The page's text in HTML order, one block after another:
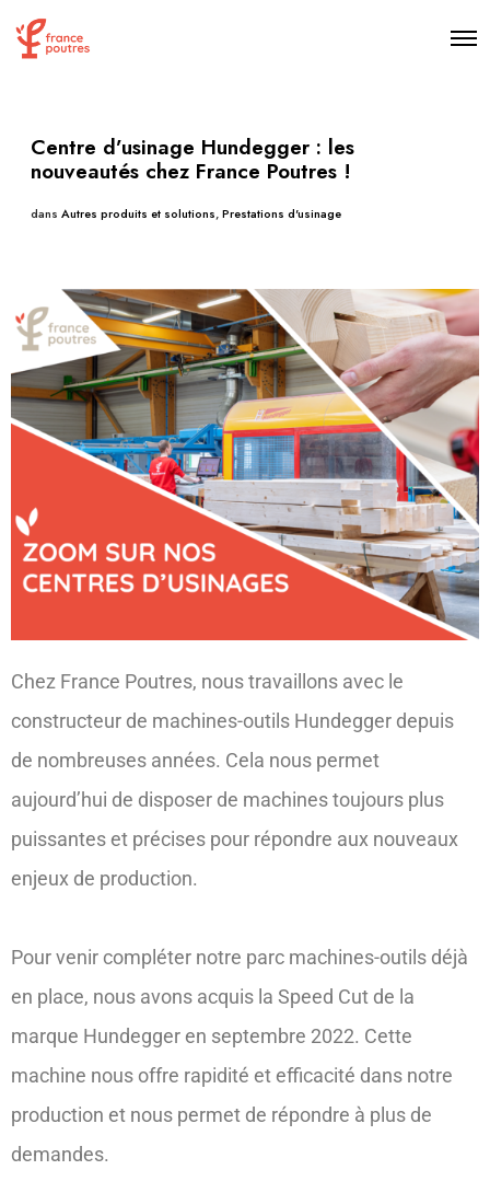
Centre d’usinage Hundegger : les
nouveautés chez France Poutres !
dans Autres produits et solutions,Prestations d'usinage
Chez France Poutres, nous travaillons avec le
constructeur de machines-outils Hundegger depuis
de nombreuses années. Cela nous permet
aujourd’hui de disposer de machines toujours plus
puissantes et précises pour répondre aux nouveaux
enjeux de production.
Pour venir compléter notre parc machines-outils déjà
en place, nous avons acquis la Speed Cut de la
marque Hundegger en septembre 2022. Cette
machine nous offre rapidité et efficacité dans notre
production et nous permet de répondre à plus de
demandes.